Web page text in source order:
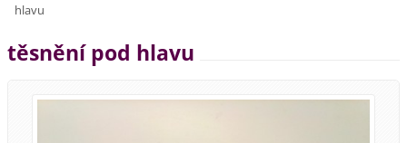
hlavu
těsnění pod hlavu